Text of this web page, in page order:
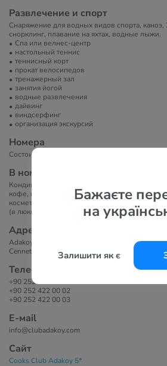
Бажаєте
на
Залишити як є
Развлечение и спорт
Снаряжение для водных видов спорта, каноэ,
снорклинг, плавание на яхтах, водные лыжи.
Спа или велнес-центр
настольный теннис
теннисный корт
прокат велосипедов
тренажерный зал
занятия йогой
водные развлечения
дайвинг
виндсерфинг
организация экскурсий
Номера
Состоит из четырех 2-х этажных корпусов.
В номерах
Кондиционер, телевизор, принадлежности
кофе, ванная комната с душем, тапочки,
косметические принадлежности, бесплатный
(в люксах).
Адрес
Adakoy Mah. Kızılkum Mevkii. No: 76, PK. 48700
Cennet Adası, Marmaris, Mugla, Turkey
Телефоны
+90 252 422 00 01
+90 252 422 00 02
+90 252 422 00 03
Е-маil
info@clubadakoy.com
Сайт
Cooks Club Adakoy 5*